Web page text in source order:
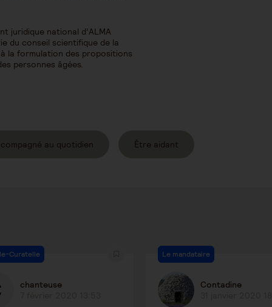
juridique national d’ALMA
du conseil scientifique de la
à la formulation des propositions
personnes âgées.
au quotidien Être aidant
Curatelle
chanteuse
Le mandataire
Contadine